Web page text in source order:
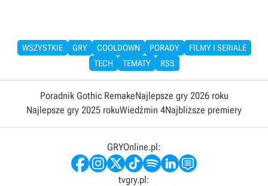
WSZYSTKIE GRY COOLDOWN PORADY
FILMY I SERIALE
TECH
TEMATY RSS
Poradnik Gothic RemakeNajlepsze gry 2026 roku
Najlepsze gry 2025 rokuWiedźmin 4Najbliższe premiery
GRYOnline.pl:
tvgry.pl: